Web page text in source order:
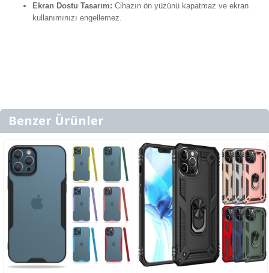
Ekran Dostu Tasarım: Cihazın ön yüzünü kapatmaz ve ekran
kullanımınızı engellemez.
Benzer Ürünler